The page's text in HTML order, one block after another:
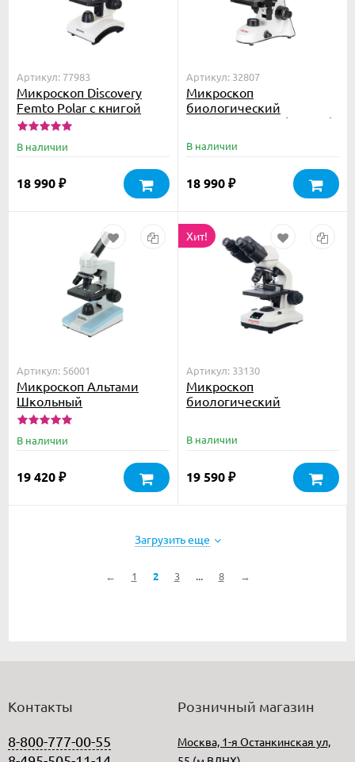
Артикул: 77983
Микроскоп Discovery
Femto Polar с книгой
В наличии
18 990 ₽
Артикул: 32807
Микроскоп
биологический
Микромед С-11 (вар. 3B)
В наличии
18 990 ₽
Артикул: 56001
Микроскоп Альтами
Школьный
В наличии
19 420 ₽
Хит!
Артикул: 33130
Микроскоп
биологический
В наличии
19 590 ₽
Загрузить еще
← 1 2 3 ... 8 →
Контакты
8-800-777-00-55
Розничный магазин
Москва, 1-я Останкинская ул,